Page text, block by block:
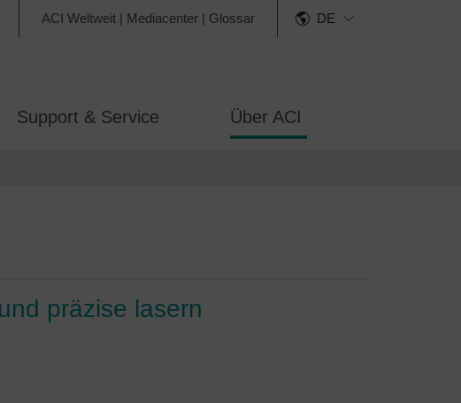
ACI Weltweit | Mediacenter | Glossar DE
Support & Service Über ACI
präzise lasern